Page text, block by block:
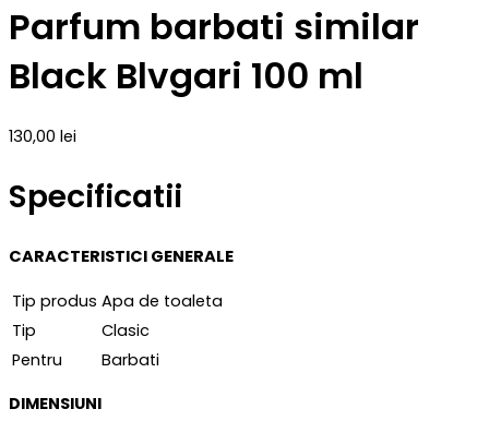
Parfum barbati similar
Black Blvgari 100 ml
130,00 lei
Specificatii
CARACTERISTICI GENERALE
Tip produs Apa de toaleta
Tip
Clasic
Pentru
Barbati
DIMENSIUNI